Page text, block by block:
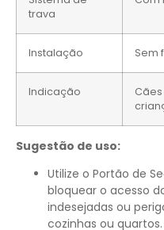
trava
Instalação Sem
Indicação
Sugestão de uso:
Utilize o Portão de
bloquear o acesso
indesejadas ou
cozinhas ou quartos.